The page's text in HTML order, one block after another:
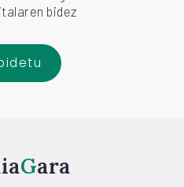
bidez
Gara